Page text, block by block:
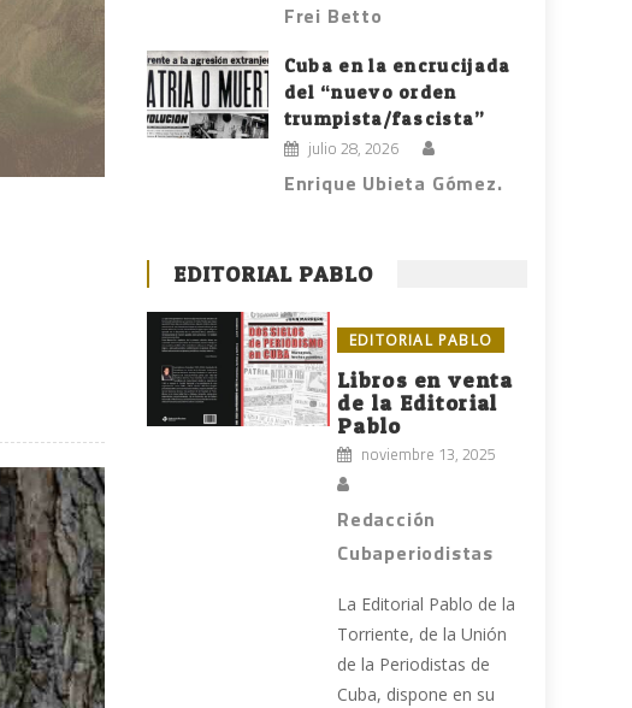
Frei Betto
Cuba en la encrucijada
del “nuevo orden
trumpista/fascista”
julio 28, 2026
Enrique Ubieta Gómez.
EDITORIAL PABLO
EDITORIAL PABLO
Libros en venta
de la Editorial
Pablo
noviembre 13, 2025
Redacción
Cubaperiodistas
La Editorial Pablo de la
Torriente, de la Unión
de la Periodistas de
Cuba, dispone en su